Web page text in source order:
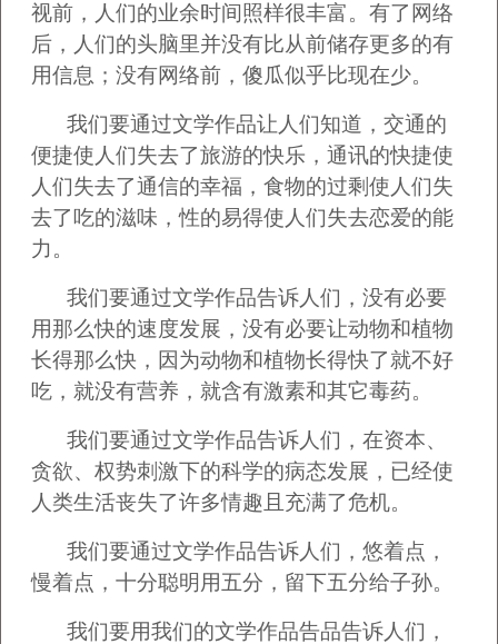
视前，人们的业余时间照样很丰富。有了网络
后，人们的头脑里并没有比从前储存更多的有
用信息；没有网络前，傻瓜似乎比现在少。
我们要通过文学作品让人们知道，交通的
便捷使人们失去了旅游的快乐，通讯的快捷使
人们失去了通信的幸福，食物的过剩使人们失
去了吃的滋味，性的易得使人们失去恋爱的能
力。
我们要通过文学作品告诉人们，没有必要
用那么快的速度发展，没有必要让动物和植物
长得那么快，因为动物和植物长得快了就不好
吃，就没有营养，就含有激素和其它毒药。
我们要通过文学作品告诉人们，在资本、
贪欲、权势刺激下的科学的病态发展，已经使
人类生活丧失了许多情趣且充满了危机。
我们要通过文学作品告诉人们，悠着点，
慢着点，十分聪明用五分，留下五分给子孙。
我们要用我们的文学作品告品告诉人们，